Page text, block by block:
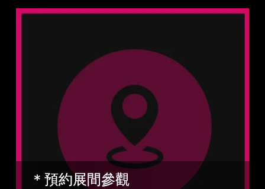
＊預約展間參觀